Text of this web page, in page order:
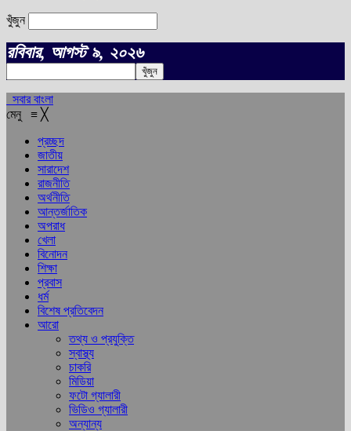
খুঁজুন
রবিবার, আগস্ট ৯, ২০২৬
সবার বাংলা
মেনু ≡ ╳
প্রচ্ছদ
জাতীয়
সারাদেশ
রাজনীতি
অর্থনীতি
আন্তর্জাতিক
অপরাধ
খেলা
বিনোদন
শিক্ষা
প্রবাস
ধর্ম
বিশেষ প্রতিবেদন
আরো
তথ্য ও প্রযুক্তি
স্বাস্থ্য
চাকরি
মিডিয়া
ফটো গ্যালারী
ভিডিও গ্যালারী
অন্যান্য